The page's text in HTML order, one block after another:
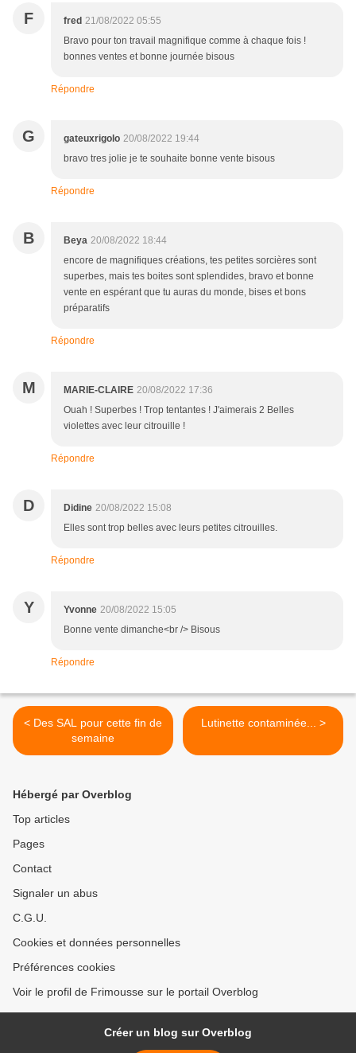
F fred 21/08/2022 05:55
Bravo pour ton travail magnifique comme à chaque fois !
bonnes ventes et bonne journée bisous
Répondre
G gateuxrigolo 20/08/2022 19:44
bravo tres jolie je te souhaite bonne vente bisous
Répondre
B Beya 20/08/2022 18:44
encore de magnifiques créations, tes petites sorcières sont
superbes, mais tes boites sont splendides, bravo et bonne
vente en espérant que tu auras du monde, bises et bons
préparatifs
Répondre
M MARIE-CLAIRE 20/08/2022 17:36
Ouah ! Superbes ! Trop tentantes ! J'aimerais 2 Belles
violettes avec leur citrouille !
Répondre
D Didine 20/08/2022 15:08
Elles sont trop belles avec leurs petites citrouilles.
Répondre
Y Yvonne 20/08/2022 15:05
Bonne vente dimanche<br /> Bisous
Répondre
< Des SAL pour cette fin de
semaine
Lutinette contaminée... >
Hébergé par Overblog
Top articles
Pages
Contact
Signaler un abus
C.G.U.
Cookies et données personnelles
Préférences cookies
Voir le profil de Frimousse sur le portail Overblog
Créer un blog sur Overblog